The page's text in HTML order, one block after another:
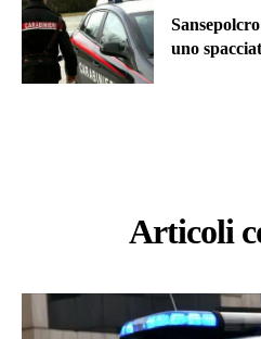
uno
Articoli